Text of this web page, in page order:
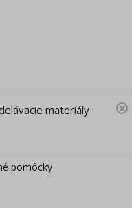
materiály
pomôcky